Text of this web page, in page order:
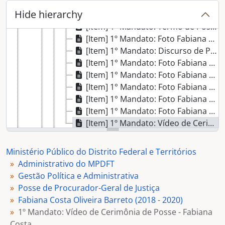
Hide hierarchy
[Item] 1° Mandato: Foto Mesa de Honra
[Item] 1° Mandato: Foto Assinatura do Termo de Posse
[Item] 1º Mandato: Termo de Posse
[Item] 1º Mandato: Foto Fabiana Costa em Discurso de Posse
[Item] 1° Mandato: Discurso de Posse
[Item] 1° Mandato: Foto Fabiana Costa com Autoridades
[Item] 1° Mandato: Foto Fabiana Costa com Autoridades
[Item] 1° Mandato: Foto Fabiana Costa com José Eduardo Sabo
[Item] 1° Mandato: Foto Fabiana Costa com Leonardo Bessa
[Item] 1° Mandato: Foto Fabiana Costa com Eunice Carvalhido
[Item] 1º Mandato: Vídeo de Cerimônia de Posse - Fabiana Costa
[Dossiê] Leonardo Roscoe Bessa (2016-2018)
[Dossiê] Leonardo Roscoe Bessa (2014 - 2016)
[Dossiê] Eunice Pereira Amorim Carvalhido (2012-2014)
[Dossiê] Eunice Pereira Amorim Carvalhido (2010-2012)
[Dossiê] Leonardo Azeredo Bandarra (2008-2010)
[Dossiê] Leonardo Azeredo Bandarra (2006-2008)
[Dossiê] Rogerio Schietti Machado Cruz (2004-2006)
Ministério Público do Distrito Federal e Territórios
Administrativo do MPDFT
Gestão Política e Administrativa
Posse de Procurador-Geral de Justiça
Fabiana Costa Oliveira Barreto (2018 - 2020)
1º Mandato: Vídeo de Cerimônia de Posse - Fabiana